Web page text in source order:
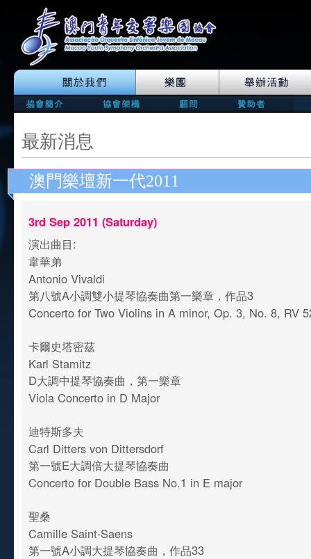
最新消息
澳門樂壇新一代2011
3rd Sep 2011 (Saturday)
演出曲目:
韋華弟
Antonio Vivaldi
第八號A小調雙小提琴協奏曲第一樂章，作品3
Concerto for Two Violins in A minor, Op. 3, No. 8, RV
卡爾史塔密茲
Karl Stamitz
D大調中提琴協奏曲，第一樂章
Viola Concerto in D Major
迪特斯多夫
Carl Ditters von Dittersdorf
第一號E大調倍大提琴協奏曲
Concerto for Double Bass No.1 in E major
聖桑
Camille Saint-Saens
第一號A小調大提琴協奏曲，作品33